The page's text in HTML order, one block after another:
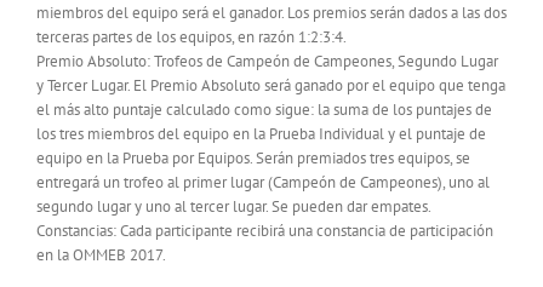
miembros del equipo será el ganador. Los premios serán dados a las dos
terceras partes de los equipos, en razón 1:2:3:4.
Premio Absoluto: Trofeos de Campeón de Campeones, Segundo Lugar
y Tercer Lugar. El Premio Absoluto será ganado por el equipo que tenga
el más alto puntaje calculado como sigue: la suma de los puntajes de
los tres miembros del equipo en la Prueba Individual y el puntaje de
equipo en la Prueba por Equipos. Serán premiados tres equipos, se
entregará un trofeo al primer lugar (Campeón de Campeones), uno al
segundo lugar y uno al tercer lugar. Se pueden dar empates.
Constancias: Cada participante recibirá una constancia de participación
en la OMMEB 2017.